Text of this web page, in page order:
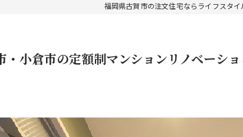
福岡県古賀市の注文住宅ならライフスタ
・小倉市の定額制マンションリノベーショ